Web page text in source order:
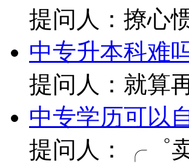
提问人：撩心
中专升本科难
提问人：就算
中专学历可以
提问人：╭゜